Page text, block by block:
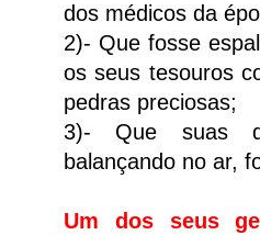
dos médicos da
2)- Que fosse
os seus tesouros
pedras preciosas;
3)- Que suas
balançando no ar,
Um dos seus